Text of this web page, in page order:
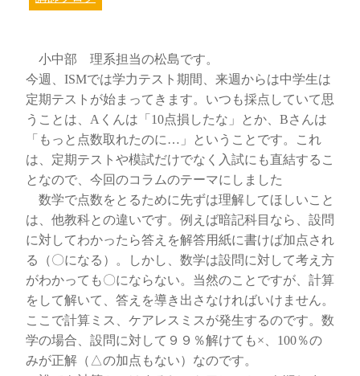
小中部 理系担当の松島です。
今週、ISMでは学力テスト期間、来週からは中学生は
定期テストが始まってきます。いつも採点していて思
うことは、Aくんは「10点損したな」とか、Bさんは
「もっと点数取れたのに…」ということです。これ
は、定期テストや模試だけでなく入試にも直結するこ
となので、今回のコラムのテーマにしました
数学で点数をとるために先ずは理解してほしいこと
は、他教科との違いです。例えば暗記科目なら、設問
に対してわかったら答えを解答用紙に書けば加点され
る（〇になる）。しかし、数学は設問に対して考え方
がわかっても〇にならない。当然のことですが、計算
をして解いて、答えを導き出さなければいけません。
ここで計算ミス、ケアレスミスが発生するのです。数
学の場合、設問に対して９９％解けても×、100％の
みが正解（△の加点もない）なのです。